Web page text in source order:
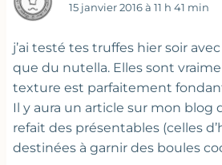
15 janvier 2016 à 11 h 41 min
j’ai testé tes truffes hier soir
que du nutella. Elles sont
texture est parfaitement
Il y aura un article sur mon blog
refait des présentables (celles
destinées à garnir des boules